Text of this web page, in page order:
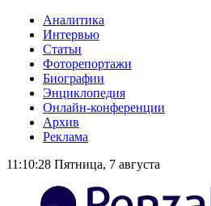
Аналитика
Интервью
Статьи
Фоторепортажи
Биографии
Энциклопедия
Онлайн-конференции
Архив
Реклама
11:10:29 Пятница, 7 августа